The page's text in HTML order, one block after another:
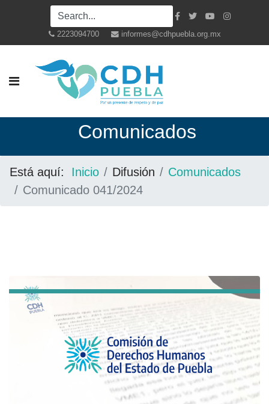
2223094700 informes@cdhpuebla.org.mx
Comunicados
Está aquí: Inicio Difusión
Comunicados
Comunicado 041/2024